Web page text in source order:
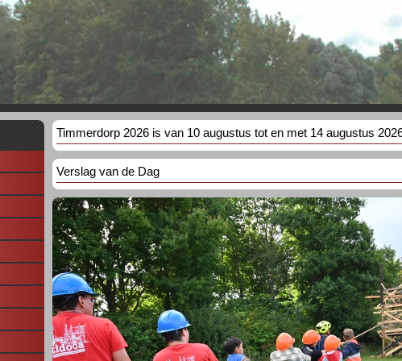
Timmerdorp 2026 is van 10 augustus tot en met 14 augustus
Verslag van de Dag